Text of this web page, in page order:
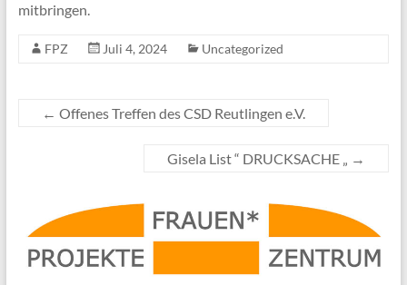
mitbringen.
FPZ Juli 4, 2024 Uncategorized
← Offenes Treffen des CSD Reutlingen e.V.
Gisela List “ DRUCKSACHE „ →